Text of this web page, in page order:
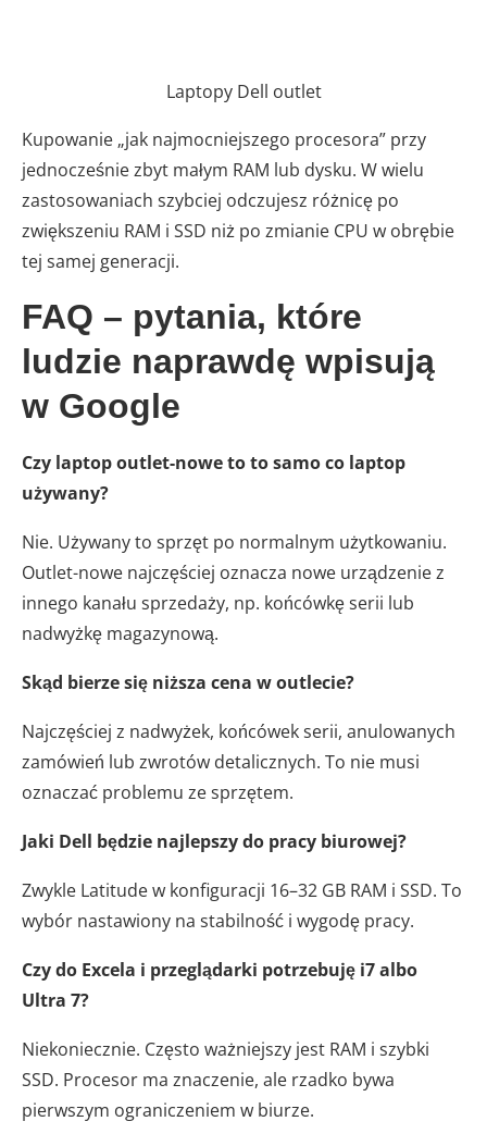
Laptopy Dell outlet
Kupowanie „jak najmocniejszego procesora” przy
jednocześnie zbyt małym RAM lub dysku. W wielu
zastosowaniach szybciej odczujesz różnicę po
zwiększeniu RAM i SSD niż po zmianie CPU w obrębie
tej samej generacji.
FAQ – pytania, które
ludzie naprawdę wpisują
w Google
Czy laptop outlet-nowe to to samo co laptop
używany?
Nie. Używany to sprzęt po normalnym użytkowaniu.
Outlet-nowe najczęściej oznacza nowe urządzenie z
innego kanału sprzedaży, np. końcówkę serii lub
nadwyżkę magazynową.
Skąd bierze się niższa cena w outlecie?
Najczęściej z nadwyżek, końcówek serii, anulowanych
zamówień lub zwrotów detalicznych. To nie musi
oznaczać problemu ze sprzętem.
Jaki Dell będzie najlepszy do pracy biurowej?
Zwykle Latitude w konfiguracji 16–32 GB RAM i SSD. To
wybór nastawiony na stabilność i wygodę pracy.
Czy do Excela i przeglądarki potrzebuję i7 albo
Ultra 7?
Niekoniecznie. Często ważniejszy jest RAM i szybki
SSD. Procesor ma znaczenie, ale rzadko bywa
pierwszym ograniczeniem w biurze.